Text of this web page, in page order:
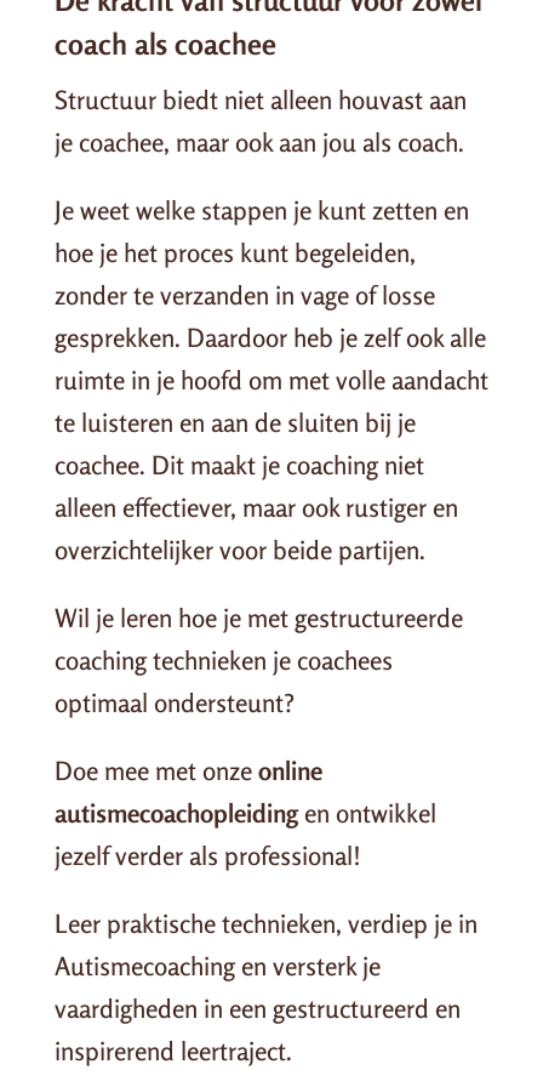
coach als coachee
Structuur biedt niet alleen houvast aan
je coachee, maar ook aan jou als coach.
Je weet welke stappen je kunt zetten en
hoe je het proces kunt begeleiden,
zonder te verzanden in vage of losse
gesprekken. Daardoor heb je zelf ook alle
ruimte in je hoofd om met volle aandacht
te luisteren en aan de sluiten bij je
coachee. Dit maakt je coaching niet
alleen effectiever, maar ook rustiger en
overzichtelijker voor beide partijen.
Wil je leren hoe je met gestructureerde
coaching technieken je coachees
optimaal ondersteunt?
Doe mee met onzeonline
autismecoachopleidingen ontwikkel
jezelf verder als professional!
Leer praktische technieken, verdiep je in
Autismecoaching en versterk je
vaardigheden in een gestructureerd en
inspirerend leertraject.